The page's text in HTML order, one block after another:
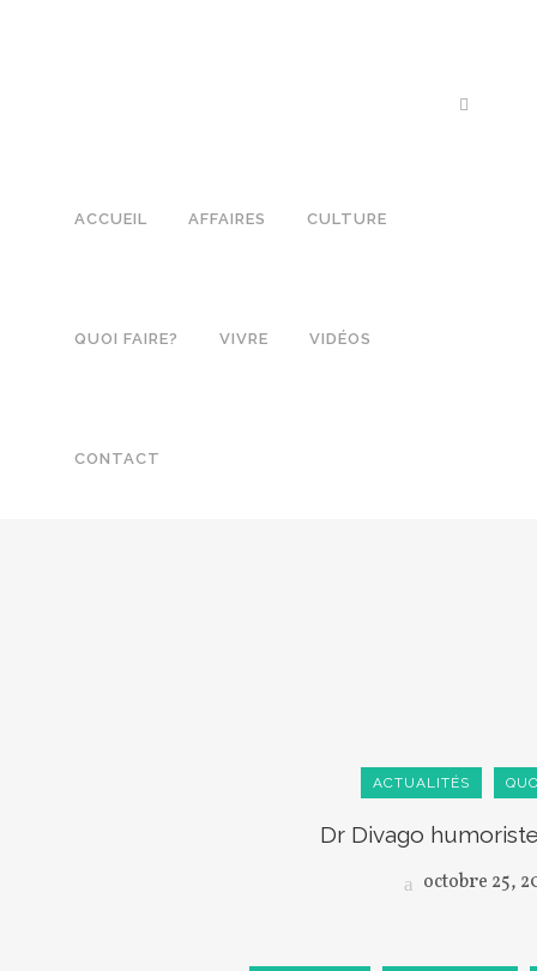
ACCUEIL AFFAIRES CULTURE
QUOI FAIRE? VIVRE VIDÉOS
CONTACT
ACTUALITÉS
Dr Divago
octobre 25,